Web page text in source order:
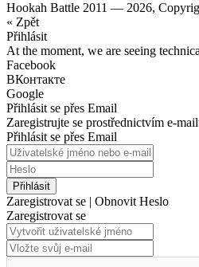
Hookah Battle 2011 — 2026,
« Zpět
Přihlásit
At the moment, we are seeing
Facebook
ВКонтакте
Google
Přihlásit se přes Email
Zaregistrujte se prostřednictvím e-
Přihlásit se přes Email
Přihlásit
Zaregistrovat se | Obnovit Heslo
Zaregistrovat se